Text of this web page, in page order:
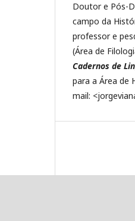
Doutor e Pós-
campo da
professor e
(Área de
Cadernos de
para a Área de
mail: